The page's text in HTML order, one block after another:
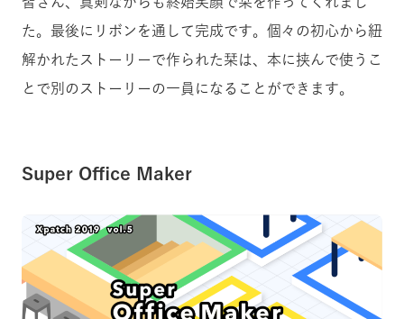
た。最後にリボンを通して完成です。 個々の初心から紐
解かれたストーリーで作られた栞は、本に挟んで使うこ
とで別のストーリーの一員になることができます。
Super Office Maker